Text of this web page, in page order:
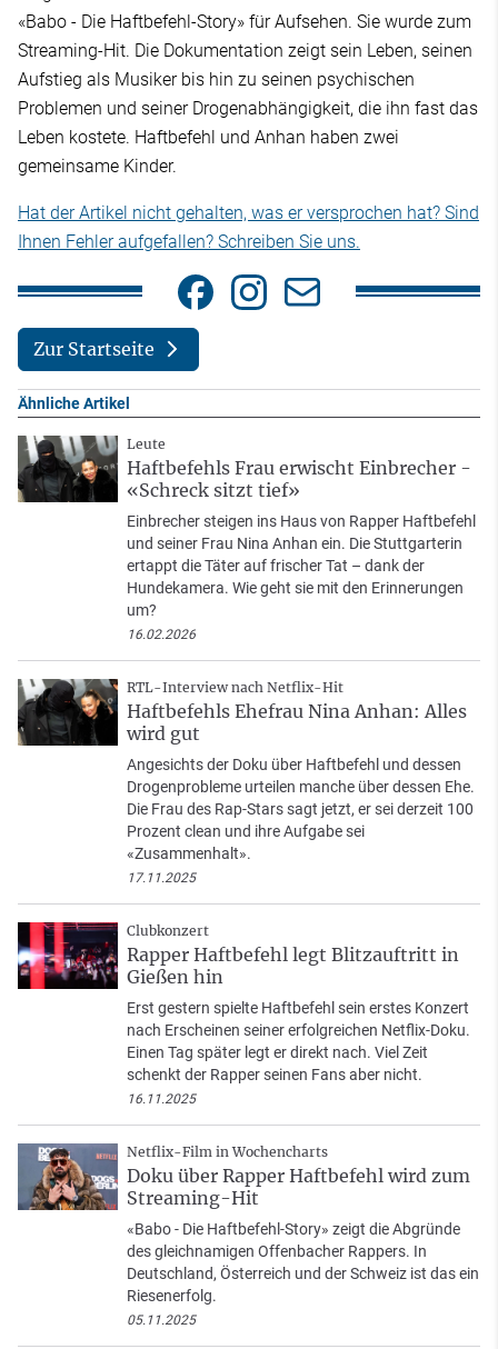
«Babo - Die Haftbefehl-Story» für Aufsehen. Sie wurde zum
Streaming-Hit. Die Dokumentation zeigt sein Leben, seinen
Aufstieg als Musiker bis hin zu seinen psychischen
Problemen und seiner Drogenabhängigkeit, die ihn fast das
Leben kostete. Haftbefehl und Anhan haben zwei
gemeinsame Kinder.
Hat der Artikel nicht gehalten, was er versprochen hat? Sind
Ihnen Fehler aufgefallen? Schreiben Sie uns.
Zur Startseite
Ähnliche Artikel
Leute
Haftbefehls Frau erwischt Einbrecher -
«Schreck sitzt tief»
Einbrecher steigen ins Haus von Rapper Haftbefehl
und seiner Frau Nina Anhan ein. Die Stuttgarterin
ertappt die Täter auf frischer Tat – dank der
Hundekamera. Wie geht sie mit den Erinnerungen
um?
16.02.2026
RTL-Interview nach Netflix-Hit
Haftbefehls Ehefrau Nina Anhan: Alles
wird gut
Angesichts der Doku über Haftbefehl und dessen
Drogenprobleme urteilen manche über dessen Ehe.
Die Frau des Rap-Stars sagt jetzt, er sei derzeit 100
Prozent clean und ihre Aufgabe sei
«Zusammenhalt».
17.11.2025
Clubkonzert
Rapper Haftbefehl legt Blitzauftritt in
Gießen hin
Erst gestern spielte Haftbefehl sein erstes Konzert
nach Erscheinen seiner erfolgreichen Netflix-Doku.
Einen Tag später legt er direkt nach. Viel Zeit
schenkt der Rapper seinen Fans aber nicht.
16.11.2025
Netflix-Film in Wochencharts
Doku über Rapper Haftbefehl wird zum
Streaming-Hit
«Babo - Die Haftbefehl-Story» zeigt die Abgründe
des gleichnamigen Offenbacher Rappers. In
Deutschland, Österreich und der Schweiz ist das ein
Riesenerfolg.
05.11.2025